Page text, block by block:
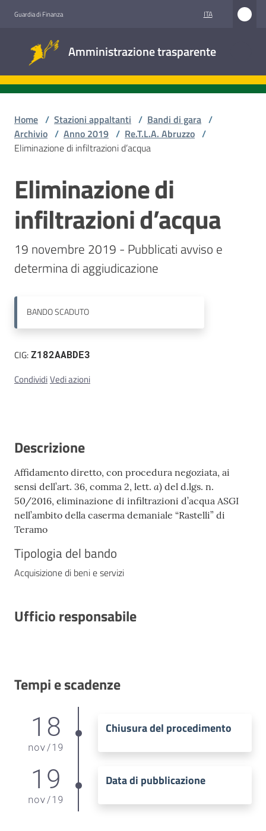
Guardia di Finanza ITA
Amministrazione trasparente
trasparente
appaltanti
Contatti
Home / Stazioni appaltanti / Bandi di gara /
Archivio / Anno 2019 / Re.T.L.A. Abruzzo /
Eliminazione di infiltrazioni d’acqua
Salta al contenuto
Eliminazione di
infiltrazioni d’acqua
19 novembre 2019 - Pubblicati avviso e
determina di aggiudicazione
BANDOSCADUTO
CIG:Z182AABDE3
CondividiVedi azioni
Descrizione
Affidamento diretto, con procedura negoziata, ai
sensi dell’art. 36, comma 2, lett. a) del d.lgs. n.
50/2016, eliminazione di infiltrazioni d’acqua ASGI
nell’ambito della caserma demaniale “Rastelli” di
Teramo
Tipologia del bando
Acquisizione di beni e servizi
Ufficio responsabile
Tempi e scadenze
18
nov/19
Chiusura del procedimento
19
nov/19
Data di pubblicazione